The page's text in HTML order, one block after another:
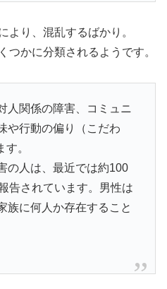
より、混乱するばかり。
つかに分類されるようです。
人関係の障害、コミュニ
や行動の偏り（こだわ
。
の人は、最近では約100
告されています。男性は
族に何人か存在すること